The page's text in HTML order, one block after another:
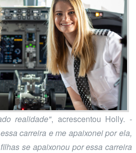
realidade", acrescentou Holly. -
carreira e me apaixonei por ela,
se apaixonou por essa carreira